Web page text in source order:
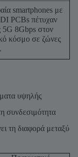
smartphones με
PCBs πέτυχαν
5G 8Gbps στον
κόσμο σε ζώνες
υψηλής
συνδεσιμότητα
τη διαφορά μεταξύ